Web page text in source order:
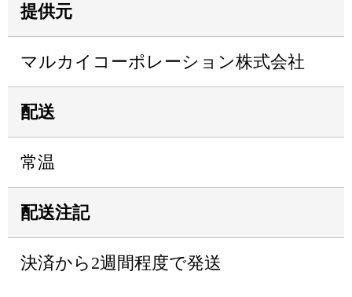
提供元
マルカイコーポレーション株式会社
配送
常温
配送注記
決済から2週間程度で発送